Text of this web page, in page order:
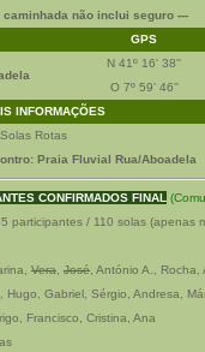
caminhada não inclui seguro ---
GPS
N 41º 16' 38''
O 7º 59' 46''
INFORMAÇÕES
Solas Rotas
Praia Fluvial Rua/Aboadela
CONFIRMADOS FINAL
participantes / 110 solas (apenas
Vera, José, António A.,
Hugo, Gabriel, Sérgio, Andresa,
Francisco, Cristina, Ana